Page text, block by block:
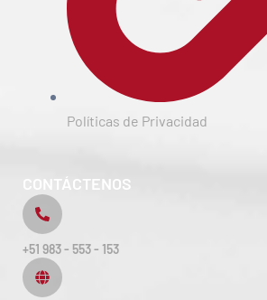
Políticas de Privacidad
CONTÁCTENOS
+51 983 - 553 - 153